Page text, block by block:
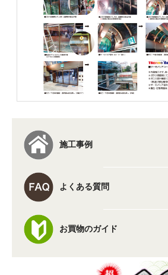
施工事例
よくある質問
お買物のガイド